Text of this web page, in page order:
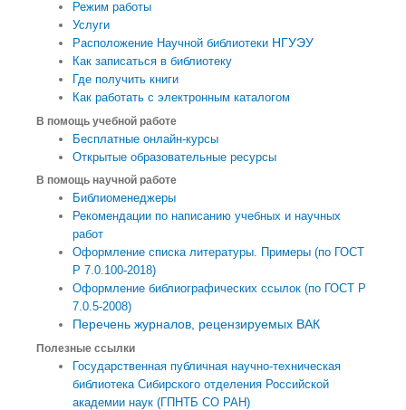
Режим работы
Услуги
Расположение Научной библиотеки НГУЭУ
Как записаться в библиотеку
Где получить книги
Как работать с электронным каталогом
В помощь учебной работе
Бесплатные онлайн-курсы
Открытые образовательные ресурсы
В помощь научной работе
Библиоменеджеры
Рекомендации по написанию учебных и научных
работ
Оформление списка литературы. Примеры (по ГОСТ
Р 7.0.100-2018)
Оформление библиографических ссылок (по ГОСТ Р
7.0.5-2008)
Перечень журналов, рецензируемых ВАК
Полезные ссылки
Государственная публичная научно-техническая
библиотека Сибирского отделения Российской
академии наук (ГПНТБ СО РАН)